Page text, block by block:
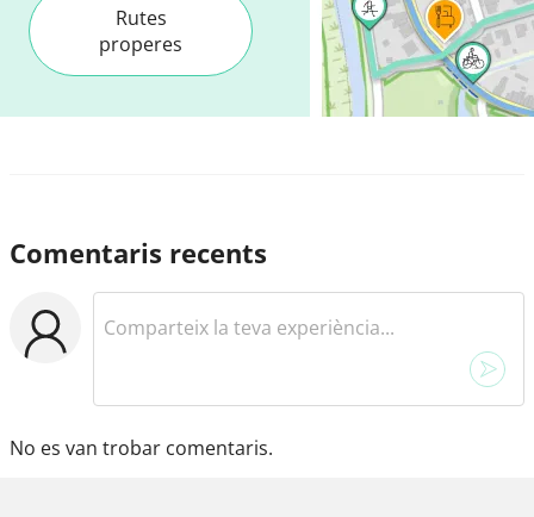
Rutes
properes
Comentaris recents
No es van trobar comentaris.